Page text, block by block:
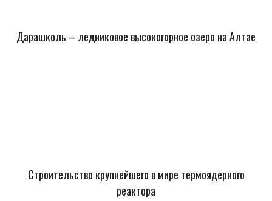
Дарашколь – ледниковое высокогорное озеро на Алтае
Строительство крупнейшего в мире термоядерного
реактора